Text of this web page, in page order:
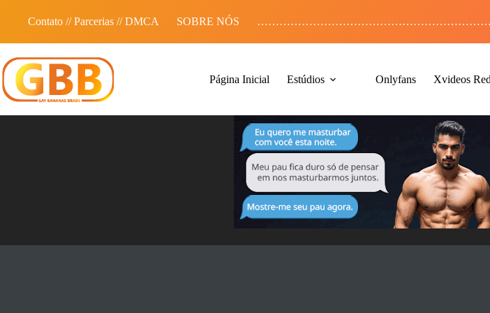
conteúdo
Contato // Parcerias // DMCA SOBRE NÓS
Página Inicial Estúdios Onlyfans Xvideos Red